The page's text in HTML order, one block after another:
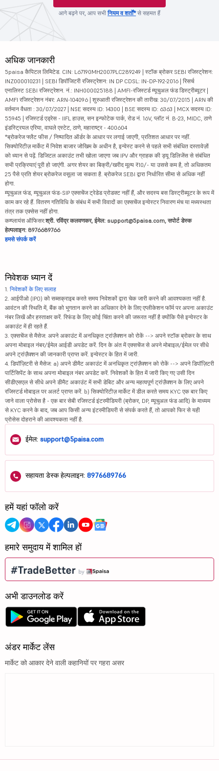
आगे बढ़ने पर, आप सभीनियम व शर्तों*से सहमत हैं
अधिक जानकारी
5paisa कैपिटल लिमिटेड. CIN: L67190MH2007PLC289249 | स्टॉक ब्रोकर SEBI रजिस्ट्रेशन:
INZ000010231 | SEBI डिपॉजिटरी रजिस्ट्रेशन: IN DP CDSL: IN-DP-192-2016 | रिसर्च
एनालिस्ट SEBI रजिस्ट्रेशन. नं.: INH000025188 | AMFI-रजिस्टर्ड म्यूचुअल फंड डिस्ट्रीब्यूटर |
AMFI रजिस्ट्रेशन नंबर: ARN-104096 | शुरुआती रजिस्ट्रेशन की तारीख: 30/07/2015 | ARN की
वर्तमान वैधता : 30/07/2027 | NSE सदस्य ID: 14300 | BSE सदस्य ID: 6363 | MCX सदस्य ID:
55945 | रजिस्टर्ड एड्रेस - IIFL हाउस, सन इन्फोटेक पार्क, रोड नं. 16V, प्लॉट नं. B-23, MIDC, ठाणे
इंडस्ट्रियल एरिया, वाघले एस्टेट, ठाणे, महाराष्ट्र - 400604
*ब्रोकरेज फ्लैट फीस / निष्पादित ऑर्डर के आधार पर लगाई जाएगी, प्रतिशत आधार पर नहीं.
सिक्योरिटीज़ मार्केट में निवेश बाजार जोखिम के अधीन है, इन्वेस्ट करने से पहले सभी संबंधित दस्तावेज़ों
को ध्यान से पढ़ें. डिजिटल अकाउंट तभी खोला जाएगा जब IPV और ग्राहक की ड्यू डिलिजेंस से संबंधित
सभी प्रक्रियाएं पूरी हो जाएंगी. अगर शेयर का बिक्री/खरीद मूल्य ₹10/- या उससे कम है, तो अधिकतम
25 पैसे प्रति शेयर ब्रोकरेज वसूला जा सकता है. ब्रोकरेज SEBI द्वारा निर्धारित सीमा से अधिक नहीं
होगा.
म्यूचुअल फंड, म्यूचुअल फंड-SIP एक्सचेंज ट्रेडेड प्रोडक्ट नहीं हैं, और सदस्य बस डिस्ट्रीब्यूटर के रूप में
काम कर रहे हैं. वितरण गतिविधि के संबंध में सभी विवादों का एक्सचेंज इन्वेस्टर निवारण मंच या मध्यस्थता
तंत्र तक एक्सेस नहीं होगा.
कम्प्लायंस ऑफिसर:श्री. रविंद्र कलवणकर, ईमेल: support@5paisa.com, सपोर्ट डेस्क
हेल्पलाइन: 8976689766
हमसे संपर्क करें
निवेशक ध्यान दें
1. निवेशकों के लिए सलाह
2. आईपीओ (IPO) को सब्सक्राइब करते समय निवेशकों द्वारा चेक जारी करने की आवश्यकता नहीं है.
आवंटन की स्थिति में, बैंक को भुगतान करने का अधिकार देने के लिए एप्लीकेशन फॉर्म पर अपना अकाउंट
नंबर लिखें और हस्ताक्षर करें. रिफंड के लिए कोई चिंता करने की जरूरत नहीं है क्योंकि पैसे इन्वेस्टर के
अकाउंट में ही रहते हैं.
3. एक्सचेंज से मैसेज: अपने अकाउंट में अनधिकृत ट्रांज़ैक्शन को रोकें --> अपने स्टॉक ब्रोकर के साथ
अपना मोबाइल नंबर/ईमेल आईडी अपडेट करें. दिन के अंत में एक्सचेंज से अपने मोबाइल/ईमेल पर सीधे
अपने ट्रांज़ैक्शन की जानकारी प्राप्त करें. इन्वेस्टर के हित में जारी.
4. डिपॉज़िटरी से मैसेज: a) अपने डीमैट अकाउंट में अनधिकृत ट्रांज़ैक्शन को रोकें --> अपने डिपॉज़िटरी
पार्टिसिपेंट के साथ अपना मोबाइल नंबर अपडेट करें. निवेशकों के हित में जारी किए गए उसी दिन
सीडीएसएल से सीधे अपने डीमैट अकाउंट में सभी डेबिट और अन्य महत्वपूर्ण ट्रांज़ैक्शन के लिए अपने
रजिस्टर्ड मोबाइल पर अलर्ट प्राप्त करें. b) सिक्योरिटीज़ मार्केट में डील करते समय KYC एक बार किए
जाने वाला प्रोसेस है - एक बार सेबी रजिस्टर्ड इंटरमीडियरी (ब्रोकर, DP, म्यूचुअल फंड आदि) के माध्यम
से KYC करने के बाद, जब आप किसी अन्य इंटरमीडियरी से संपर्क करते हैं, तो आपको फिर से यही
प्रोसेस दोहराने की आवश्यकता नहीं है.
ईमेल: support@5paisa.com
सहायता डेस्क हेल्पलाइन: 8976689766
हमें यहां फॉलो करें
हमारे समुदाय में शामिल हों
अभी डाउनलोड करें
अंडर मार्केट लेंस
मार्केट को आकार देने वाली कहानियों पर गहरा असर